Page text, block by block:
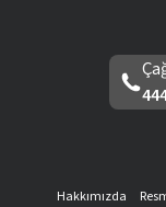
Hakkımızda